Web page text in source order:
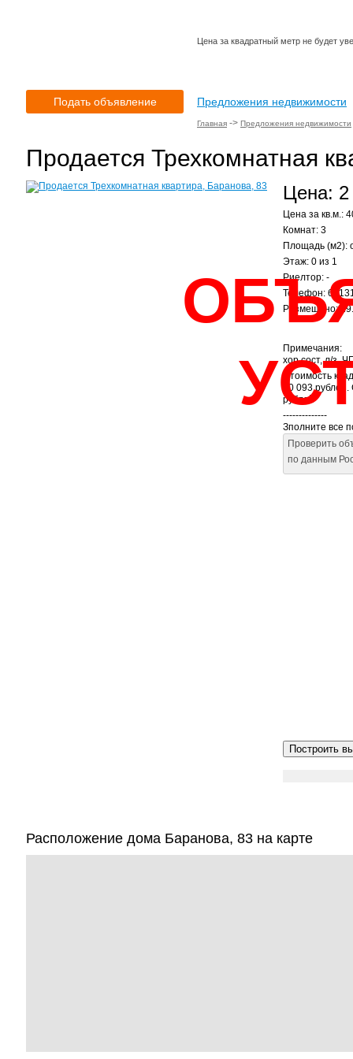
Цена за квадратный метр не будет
Подать объявление Предложения недвижимости
Главная -> Предложения недвижимости
Продается Трехкомнатная
Цена: 2
Цена за кв.м.:
Комнат: 3
Площадь (м2):
Этаж: 0 из 1
Риелтор: -
Телефон:
Размещено:
Примечания:
хор сост, л/з,
Стоимость
20 093
рублей
--------------
Зполните все
Проверить
по данным
Расположение дома Баранова, 83 на карте